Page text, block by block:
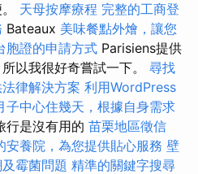
天母按摩療程 完整的工商登
Bateaux 美味餐點外燴，讓您
胞證的申請方式 Parisiens提供
以我很好奇嘗試一下。 尋找
律解決方案 利用WordPress
子中心住幾天，根據自身需求
行是沒有用的 苗栗地區徵信
安養院，為您提供貼心服務 壁
霉菌問題 精準的關鍵字搜尋